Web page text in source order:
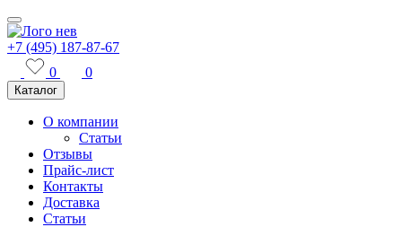
+7 (495) 187-87-67
0
0
Каталог
О компании
Статьи
Отзывы
Прайс-лист
Контакты
Доставка
Статьи